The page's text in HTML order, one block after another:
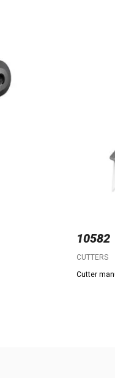
10582
CUTTERS
Cutter